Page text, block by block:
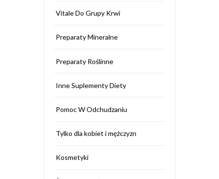
Vitale Do Grupy Krwi
Preparaty Mineralne
Preparaty Roślinne
Inne Suplementy Diety
Pomoc W Odchudzaniu
Tylko dla kobiet i mężczyzn
Kosmetyki